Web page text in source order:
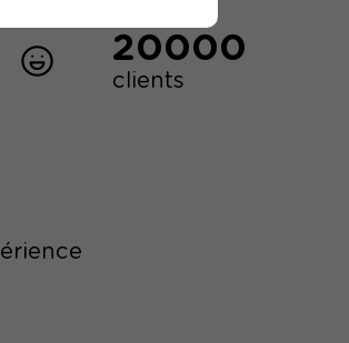
20000
clients